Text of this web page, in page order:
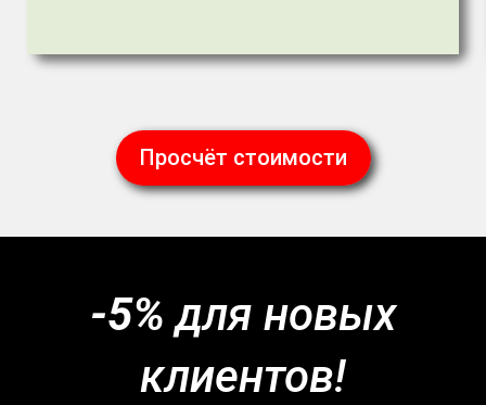
Просчёт стоимости
-5% для новых
клиентов!